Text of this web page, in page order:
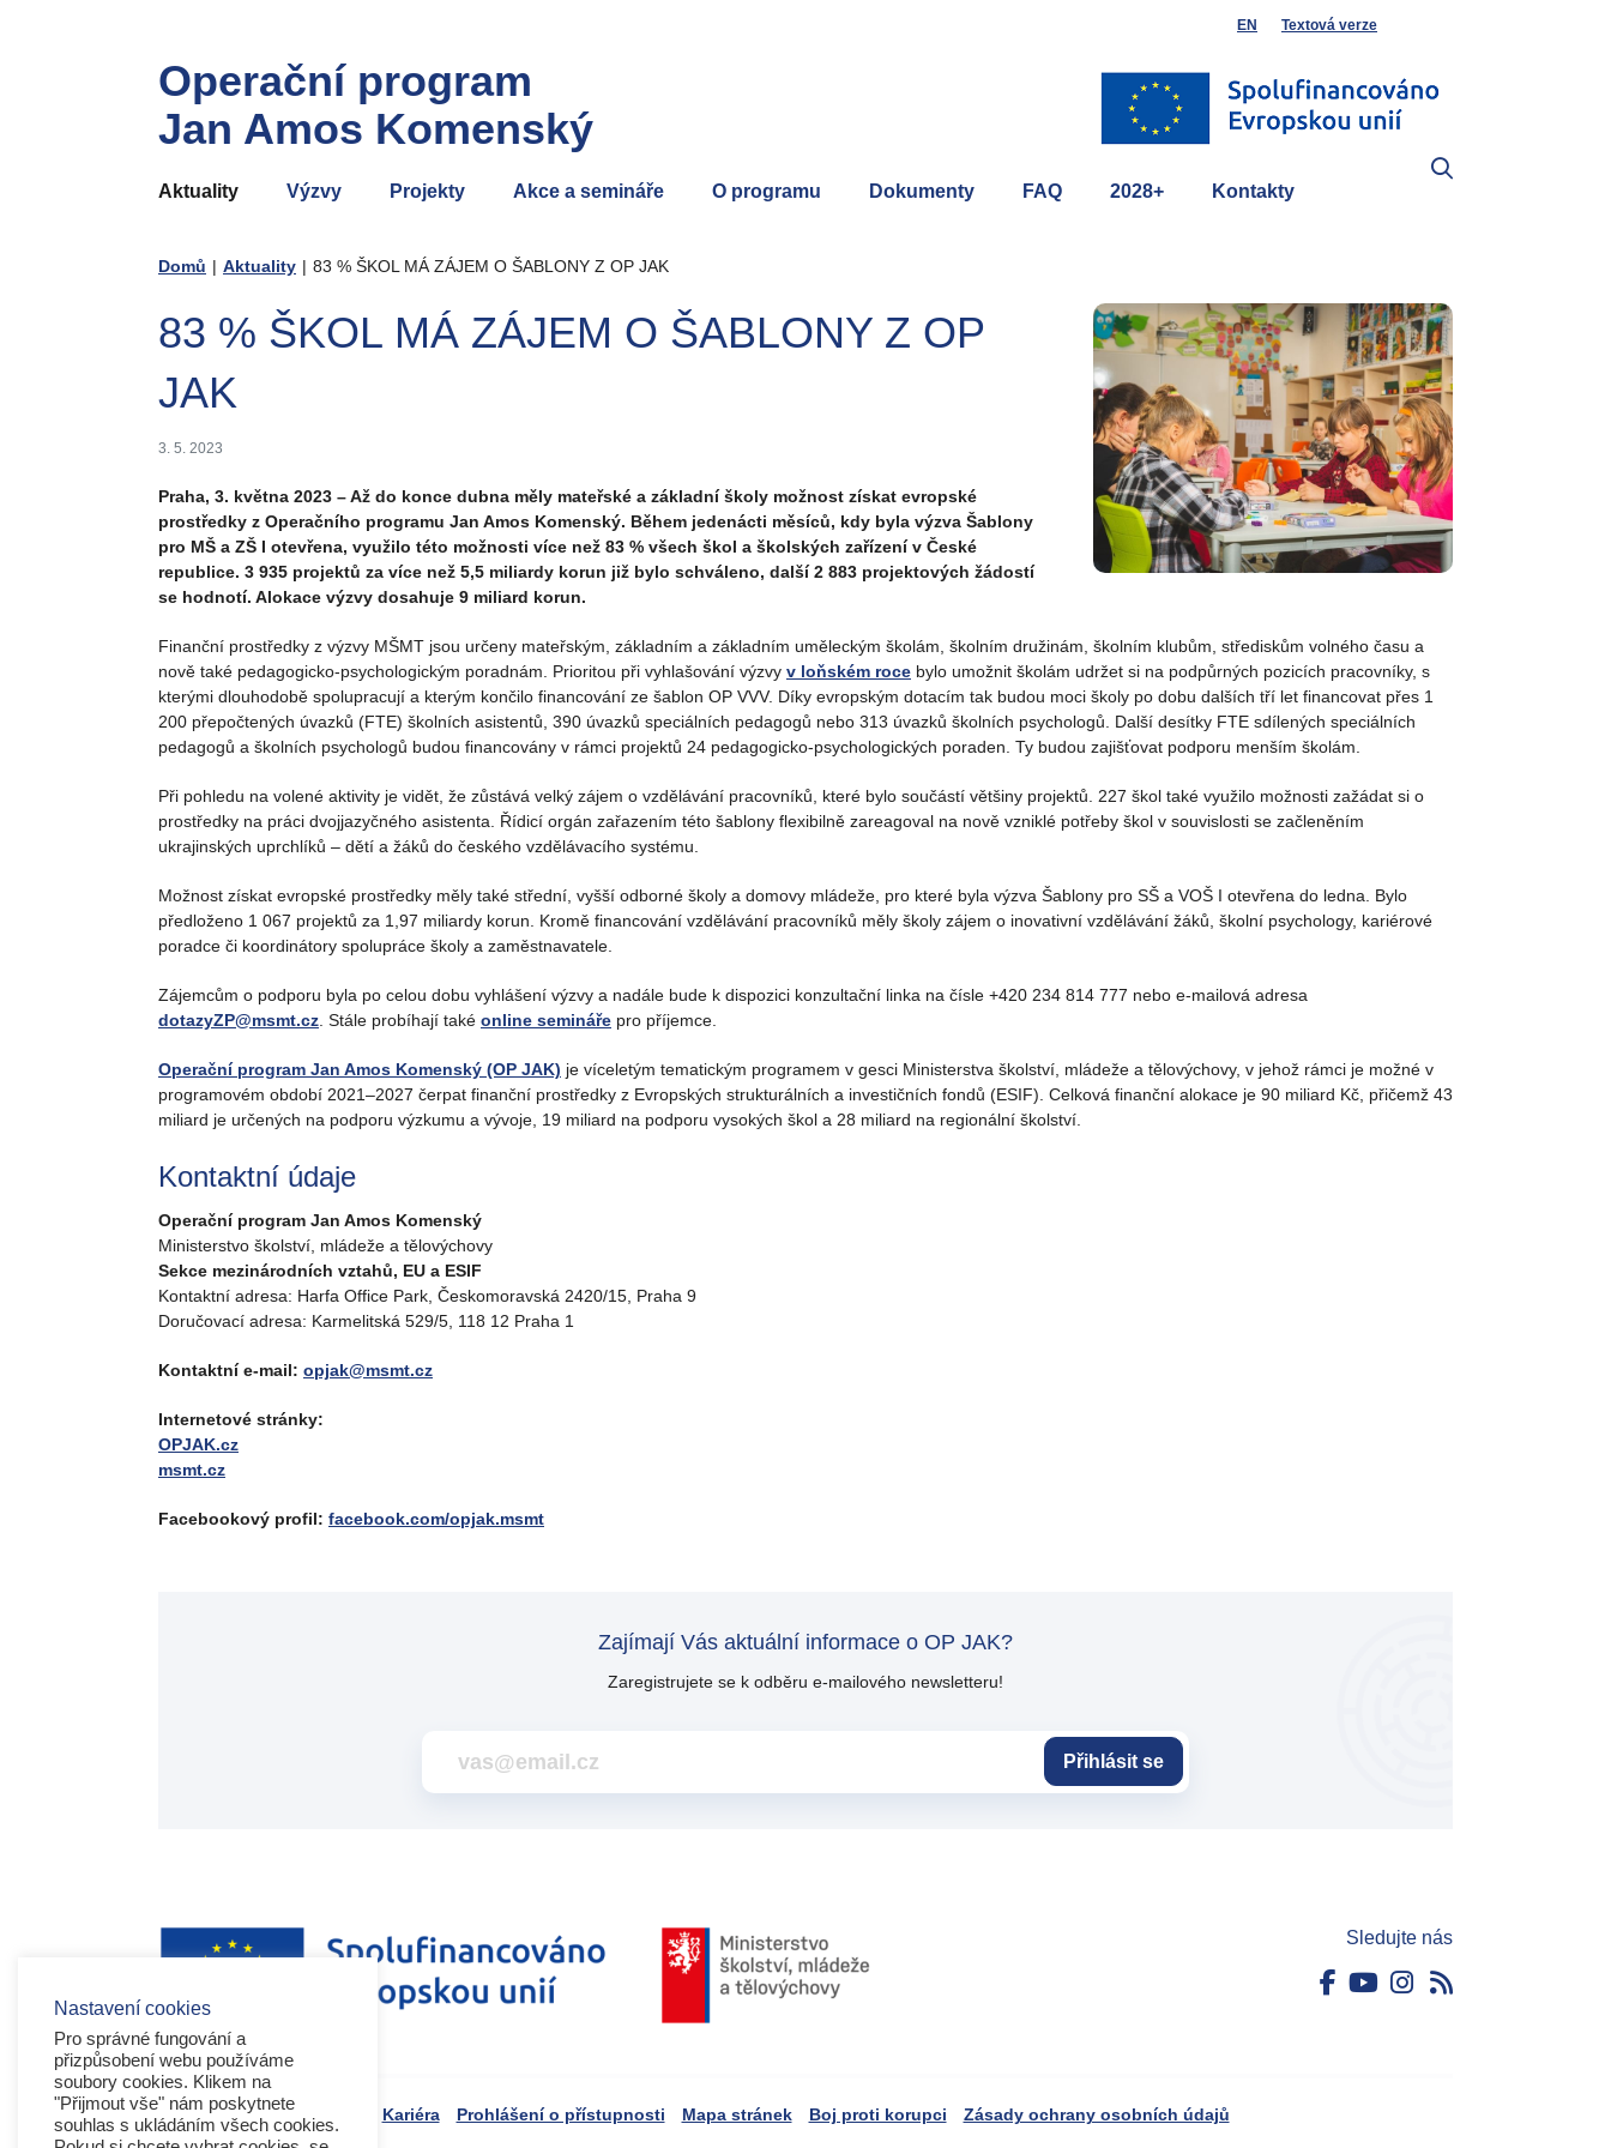
Operační program
Jan Amos Komenský
EN Textová verze
Aktuality Výzvy Projekty Akce a semináře O programu Dokumenty FAQ 2028+ Kontakty
Domů | Aktuality | 83 % ŠKOL MÁ ZÁJEM O ŠABLONY Z OP JAK
83 % ŠKOL MÁ ZÁJEM O ŠABLONY Z OP
JAK
3. 5. 2023
Praha, 3. května 2023 – Až do konce dubna měly mateřské a základní školy možnost získat evropské
prostředky z Operačního programu Jan Amos Komenský. Během jedenácti měsíců, kdy byla výzva Šablony
pro MŠ a ZŠ I otevřena, využilo této možnosti více než 83 % všech škol a školských zařízení v České
republice. 3 935 projektů za více než 5,5 miliardy korun již bylo schváleno, další 2 883 projektových žádostí
se hodnotí. Alokace výzvy dosahuje 9 miliard korun.
Finanční prostředky z výzvy MŠMT jsou určeny mateřským, základním a základním uměleckým školám, školním družinám, školním klubům, střediskům volného času a
nově také pedagogicko-psychologickým poradnám. Prioritou při vyhlašování výzvy v loňském roce bylo umožnit školám udržet si na podpůrných pozicích pracovníky, s
kterými dlouhodobě spolupracují a kterým končilo financování ze šablon OP VVV. Díky evropským dotacím tak budou moci školy po dobu dalších tří let financovat přes 1
200 přepočtených úvazků (FTE) školních asistentů, 390 úvazků speciálních pedagogů nebo 313 úvazků školních psychologů. Další desítky FTE sdílených speciálních
pedagogů a školních psychologů budou financovány v rámci projektů 24 pedagogicko-psychologických poraden. Ty budou zajišťovat podporu menším školám.
Při pohledu na volené aktivity je vidět, že zůstává velký zájem o vzdělávání pracovníků, které bylo součástí většiny projektů. 227 škol také využilo možnosti zažádat si o
prostředky na práci dvojjazyčného asistenta. Řídicí orgán zařazením této šablony flexibilně zareagoval na nově vzniklé potřeby škol v souvislosti se začleněním
ukrajinských uprchlíků – dětí a žáků do českého vzdělávacího systému.
Možnost získat evropské prostředky měly také střední, vyšší odborné školy a domovy mládeže, pro které byla výzva Šablony pro SŠ a VOŠ I otevřena do ledna. Bylo
předloženo 1 067 projektů za 1,97 miliardy korun. Kromě financování vzdělávání pracovníků měly školy zájem o inovativní vzdělávání žáků, školní psychology, kariérové
poradce či koordinátory spolupráce školy a zaměstnavatele.
Zájemcům o podporu byla po celou dobu vyhlášení výzvy a nadále bude k dispozici konzultační linka na čísle +420 234 814 777 nebo e-mailová adresa
dotazyZP@msmt.cz . Stále probíhají také online semináře pro příjemce.
Operační program Jan Amos Komenský (OP JAK) je víceletým tematickým programem v gesci Ministerstva školství, mládeže a tělovýchovy, v jehož rámci je možné v
programovém období 2021–2027 čerpat finanční prostředky z Evropských strukturálních a investičních fondů (ESIF). Celková finanční alokace je 90 miliard Kč, přičemž 43
miliard je určených na podporu výzkumu a vývoje, 19 miliard na podporu vysokých škol a 28 miliard na regionální školství.
Kontaktní údaje
Operační program Jan Amos Komenský
Ministerstvo školství, mládeže a tělovýchovy
Sekce mezinárodních vztahů, EU a ESIF
Kontaktní adresa: Harfa Office Park, Českomoravská 2420/15, Praha 9
Doručovací adresa: Karmelitská 529/5, 118 12 Praha 1
Kontaktní e-mail: opjak@msmt.cz
Internetové stránky:
OPJAK.cz
msmt.cz
Facebookový profil: facebook.com/opjak.msmt
Zajímají Vás aktuální informace o OP JAK?
Zaregistrujete se k odběru e-mailového newsletteru!
Přihlásit se
Sledujte nás
Kariéra Prohlášení o přístupnosti Mapa stránek Boj proti korupci Zásady ochrany osobních údajů
Nastavení cookies
Pro správné fungování a
přizpůsobení webu používáme
soubory cookies. Klikem na
"Přijmout vše" nám poskytnete
souhlas s ukládáním všech cookies.